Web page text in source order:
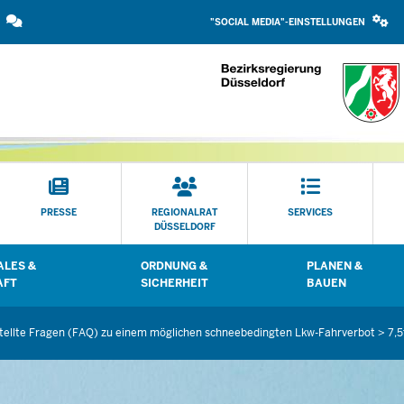
Direkt zum Inhalt
MEDIA
"SOCIAL MEDIA"-EINSTELLUNGEN
PRESSE
REGIONALRAT
DÜSSELDORF
SERVICES
&
Untermenü öffnen
ORDNUNG &
SICHERHEIT
Untermenü
PLANEN &
BAUEN
Fragen (FAQ) zu einem möglichen schneebedingten Lkw-Fahrverbot >